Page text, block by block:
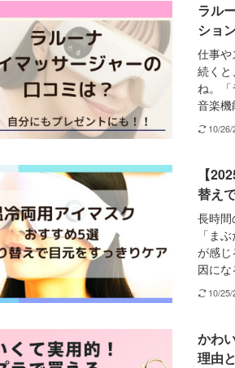
ラル
ショ
仕事
続くと
ね。「
音楽機
10/
【
替え
長時間
「ま
が感じ
因に
10/
かわ
理由